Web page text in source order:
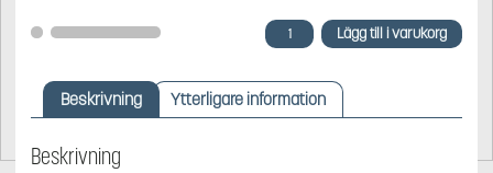
Husqvarna
Stötfångare
kvistskydd,
passar
Lägg till i varukorg
Beskrivning Ytterligare information
Beskrivning